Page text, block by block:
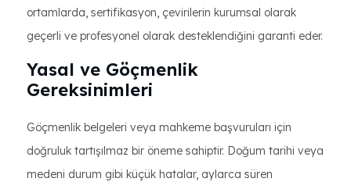
ortamlarda, sertifikasyon, çevirilerin kurumsal olarak
geçerli ve profesyonel olarak desteklendiğini garanti eder.
Yasal ve Göçmenlik
Gereksinimleri
Göçmenlik belgeleri veya mahkeme başvuruları için
doğruluk tartışılmaz bir öneme sahiptir. Doğum tarihi veya
medeni durum gibi küçük hatalar, aylarca süren